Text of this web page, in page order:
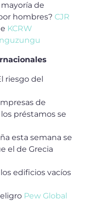
mayoría de
hombres? CJR
KCRW
riesgo del
de
préstamos se
esta semana se
el de Grecia
edificios vacíos
Pew Global